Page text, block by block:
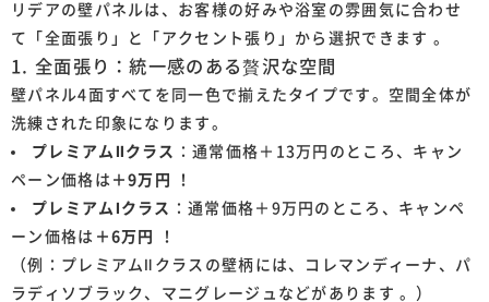
リデアの壁パネルは、お客様の好みや浴室の雰囲気に合わせ
て「全面張り」と「アクセント張り」から選択できます 。
1. 全面張り：統一感のある贅沢な空間
壁パネル4面すべてを同一色で揃えたタイプです。空間全体が
洗練された印象になります。
プレミアムⅡクラス
：通常価格＋13万円のところ、キャン
ペーン価格は ＋9万円
！
プレミアムⅠクラス
：通常価格＋9万円のところ、キャンペ
ーン価格は ＋6万円
！
（例：プレミアムⅡクラスの壁柄には、コレマンディーナ、パ
ラディソブラック、マニグレージュなどがあります 。）